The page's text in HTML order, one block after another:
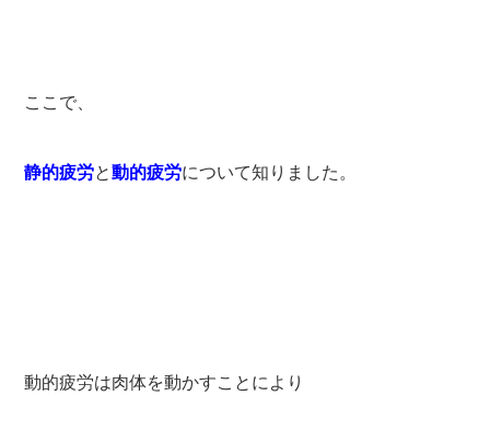
ここで、
静的疲労と動的疲労について知りました。
動的疲労は肉体を動かすことにより